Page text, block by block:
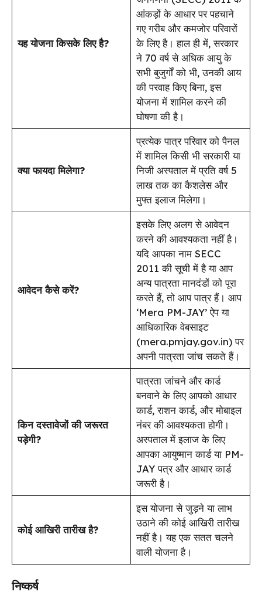
यह योजना किसके लिए है?
आंकड़ों के आधार पर पहचाने
गए गरीब और कमजोर परिवारों
के लिए है। हाल ही में, सरकार
ने 70 वर्ष से अधिक आयु के
सभी बुजुर्गों को भी, उनकी आय
की परवाह किए बिना, इस
योजना में शामिल करने की
घोषणा की है।
क्या फायदा मिलेगा?
प्रत्येक पात्र परिवार को पैनल
में शामिल किसी भी सरकारी या
निजी अस्पताल में प्रति वर्ष ₹5
लाख तक का कैशलेस और
मुफ्त इलाज मिलेगा।
आवेदन कैसे करें?
इसके लिए अलग से आवेदन
करने की आवश्यकता नहीं है।
यदि आपका नाम SECC
2011 की सूची में है या आप
अन्य पात्रता मानदंडों को पूरा
करते हैं, तो आप पात्र हैं। आप
‘Mera PM-JAY’ ऐप या
आधिकारिक वेबसाइट
(mera.pmjay.gov.in) पर
अपनी पात्रता जांच सकते हैं।
किन दस्तावेजों की जरूरत
पड़ेगी?
पात्रता जांचने और कार्ड
बनवाने के लिए आपको आधार
कार्ड, राशन कार्ड, और मोबाइल
नंबर की आवश्यकता होगी।
अस्पताल में इलाज के लिए
आपका आयुष्मान कार्ड या PM-
JAY पत्र और आधार कार्ड
जरूरी है।
कोई आखिरी तारीख है?
इस योजना से जुड़ने या लाभ
उठाने की कोई आखिरी तारीख
नहीं है। यह एक सतत चलने
वाली योजना है।
निष्कर्ष